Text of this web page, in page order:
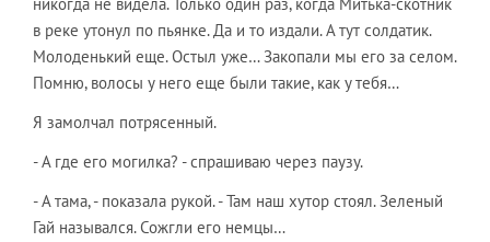
в реке утонул по пьянке. Да и то издали. А тут солдатик.
Молоденький еще. Остыл уже… Закопали мы его за селом.
Помню, волосы у него еще были такие, как у тебя…
Я замолчал потрясенный.
- А где его могилка? - спрашиваю через паузу.
- А тама, - показала рукой. - Там наш хутор стоял. Зеленый
Гай назывался. Сожгли его немцы…